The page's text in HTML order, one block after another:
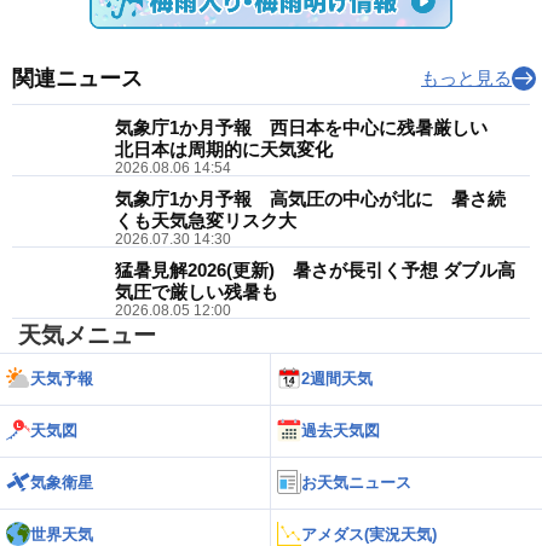
関連ニュース もっと見る
気象庁1か月予報 西日本を中心に残暑厳しい
北日本は周期的に天気変化
2026.08.06 14:54
気象庁1か月予報 高気圧の中心が北に 暑さ続
くも天気急変リスク大
2026.07.30 14:30
猛暑見解2026(更新) 暑さが長引く予想 ダブル高
気圧で厳しい残暑も
2026.08.05 12:00
天気メニュー
天気予報 2週間天気
天気図 過去天気図
気象衛星 お天気ニュース
世界天気 アメダス(実況天気)